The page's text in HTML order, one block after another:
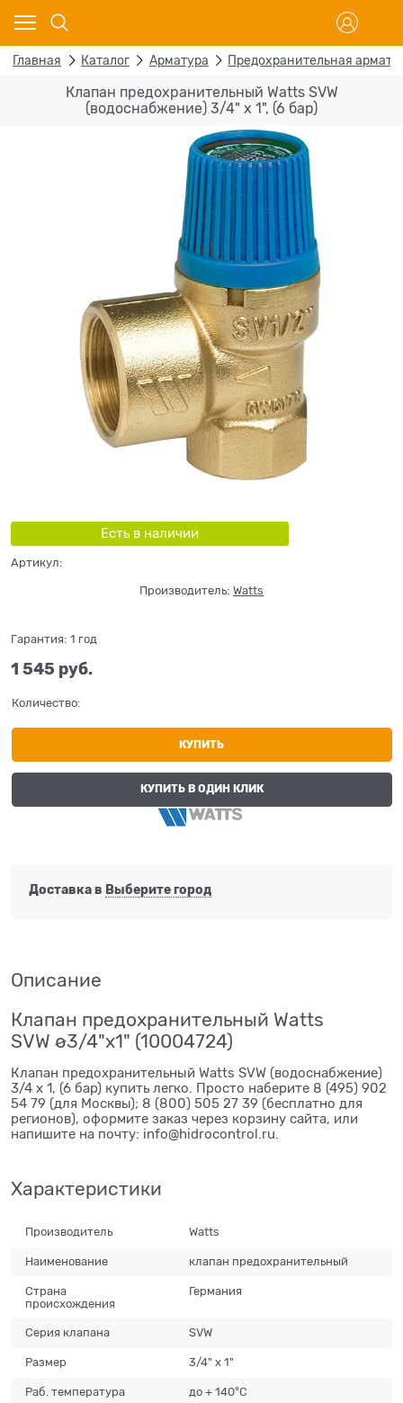
Главная Каталог Арматура Предохранительная
Клапан предохранительный Watts SVW
(водоснабжение) 3/4" х 1", (6 бар)
Есть в наличии
Артикул:
Производитель: Watts
Гарантия: 1 год
1 545 руб.
Количество:
КУПИТЬ
КУПИТЬ В ОДИН КЛИК
Доставка в Выберите город
Описание
Клапан предохранительный Watts
SVW ø3/4"х1" (10004724)
Клапан предохранительный Watts SVW (водоснабжение)
3/4 х 1, (6 бар) купить легко. Просто наберите 8 (495) 902
54 79 (для Москвы); 8 (800) 505 27 39 (бесплатно для
регионов), оформите заказ через корзину сайта, или
напишите на почту: info@hidrocontrol.ru.
Характеристики
Производитель Watts
Наименование клапан предохранительный
Страна
происхождения
Германия
Серия клапана SVW
Размер 3/4" х 1"
Раб. температура до + 140°С